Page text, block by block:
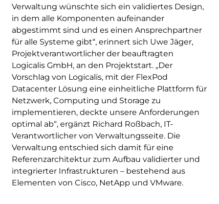
Verwaltung wünschte sich ein validiertes Design,
in dem alle Komponenten aufeinander
abgestimmt sind und es einen Ansprechpartner
für alle Systeme gibt“, erinnert sich Uwe Jäger,
Projektverantwortlicher der beauftragten
Logicalis GmbH, an den Projektstart. „Der
Vorschlag von Logicalis, mit der FlexPod
Datacenter Lösung eine einheitliche Plattform für
Netzwerk, Computing und Storage zu
implementieren, deckte unsere Anforderungen
optimal ab“, ergänzt Richard Roßbach, IT-
Verantwortlicher von Verwaltungsseite. Die
Verwaltung entschied sich damit für eine
Referenzarchitektur zum Aufbau validierter und
integrierter Infrastrukturen – bestehend aus
Elementen von Cisco, NetApp und VMware.